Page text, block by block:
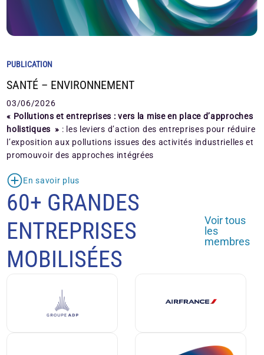
PUBLICATION
SANTÉ – ENVIRONNEMENT
03/06/2026
« Pollutions et entreprises : vers la mise en place d’approches
holistiques » : les leviers d’action des entreprises pour réduire
l’exposition aux pollutions issues des activités industrielles et
promouvoir des approches intégrées
En savoir plus
60+ GRANDES
ENTREPRISES
MOBILISÉES
Voir tous
les
membres